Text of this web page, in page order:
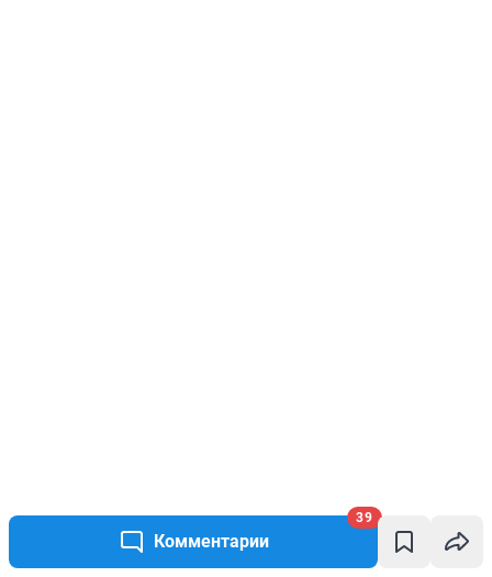
Комментарии
39